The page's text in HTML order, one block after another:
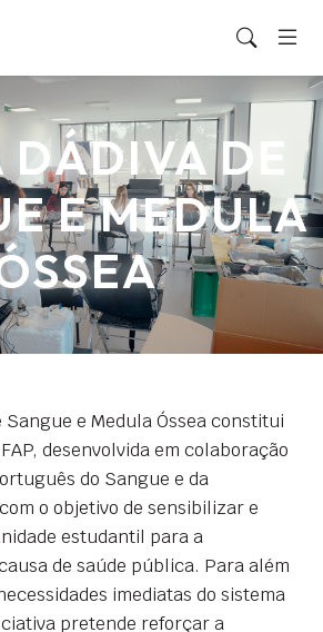
DE
E MEDULA
Sangue e Medula Óssea constitui
desenvolvida em colaboração
do Sangue e da
o objetivo de sensibilizar e
estudantil para a
de saúde pública. Para além
imediatas do sistema
pretende reforçar a